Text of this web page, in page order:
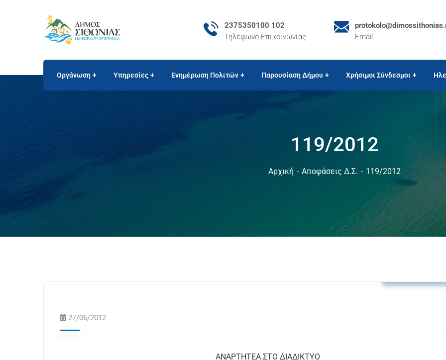
2375350100 102
Τηλέφωνο Επικοινωνίας
Email
Οργάνωση Υπηρεσίες Ενημέρωση Πολιτών Παρουσίαση Δήμου Χρήσιμοι Σύνδεσμοι
119/2012
Αρχική Αποφάσεις Δ.Σ. 119/2012
27/06/2012
ΑΝΑΡΤΗΤΕΑ ΣΤΟ ΔΙΑΔΙΚΤΥΟ